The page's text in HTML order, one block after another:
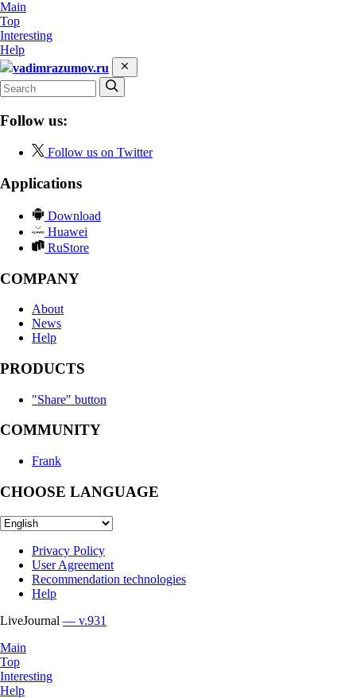
Main
Top
Interesting
Help
vadimrazumov.ru
Follow us:
Follow us on Twitter
Applications
Download
Huawei
RuStore
COMPANY
About
News
Help
PRODUCTS
"Share" button
COMMUNITY
Frank
CHOOSE LANGUAGE
Privacy Policy
User Agreement
Recommendation technologies
Help
LiveJournal — v.931
Main
Top
Interesting
Help